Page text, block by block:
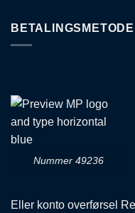
BETALINGSMETODE
Nummer 49236
Eller konto overførsel